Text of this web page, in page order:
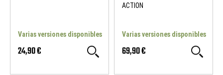
Varias versiones disponibles
24,90 €
ACTION
Varias versiones disponibles
69,90 €